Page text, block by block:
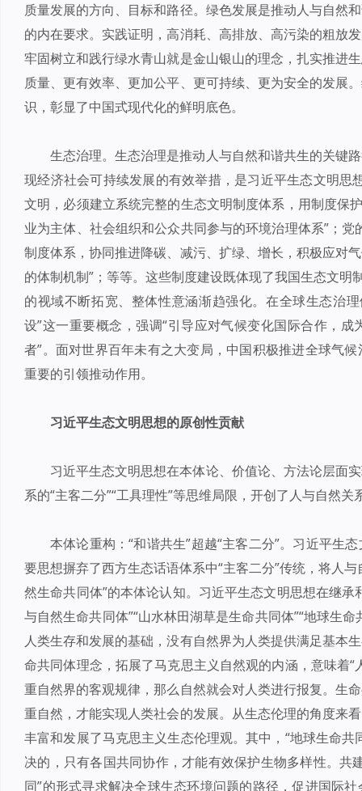
质量发展的方向、目标和路径。绿色发展是推动人与自然
的内在要求。实践证明，高消耗、高排放、高污染的粗放
牢固树立和践行绿水青山就是金山银山的理念，扎实推进
质量、更有效率、更加公平、更可持续、更为安全的发展
识，彰显了中国式现代化的鲜明底色。
生态治理。生态治理是推动人与自然和谐共生的关键
现经济社会可持续发展的有效举措，是习近平生态文明思
文明，必须建立系统完整的生态文明制度体系，用制度保
业为主体、社会组织和公众共同参与的环境治理体系”；
制度体系，协同推进降碳、减污、扩绿、增长，积极应对
的体制机制”；等等。这些制度建设既体现了我国生态文明
的视域不断拓宽、整体性意涵渐趋强化。在全球生态治
设”这一重要概念，强调“引导应对气候变化国际合作，
者”。面对世界百年未有之大变局，中国积极推进全球气
重要的引领推动作用。
习近平生态文明思想的原创性贡献
习近平生态文明思想在本体论、价值论、方法论层面
系的“主客二分”“工具理性”等思维局限，开创了人与自然
本体论重构：“和谐共生”超越“主客二分”。习近平生
要思想摒弃了西方生态话语体系中“主客二分”传统，将人
然生命共同体”的本体论认知。习近平生态文明思想在继
与自然生命共同体”“山水林田湖草是生命共同体”“地球生
人类生存和发展的基础，没有自然界为人类提供满足基本
命共同体理念，拓展了马克思主义自然观的内涵，意味着
重自然界的客观规律，那么自然就会对人类进行报复。生
重自然，才能实现人类社会的发展。从生态伦理的角度来
丰富和发展了马克思主义生态伦理观。其中，“地球生命
决的，只有各国共同协作，才能有效保护生物多样性。共
同”的形式寻求解决全球生态环境问题的路径，促进国际